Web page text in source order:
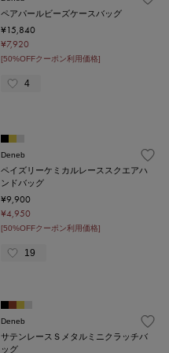
ペアパールビーズケースバッグ
¥15,840
¥7,920
[50%OFFクーポン利用価格]
4
Deneb
ペイズリーケミカルレーススクエアハ
ンドバッグ
¥9,900
¥4,950
[50%OFFクーポン利用価格]
19
Deneb
サテンレースＳメタルミニクラッチバ
ッグ